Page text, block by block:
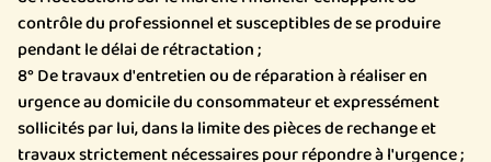
contrôle du professionnel et susceptibles de se produire
pendant le délai de rétractation ;
8° De travaux d'entretien ou de réparation à réaliser en
urgence au domicile du consommateur et expressément
sollicités par lui, dans la limite des pièces de rechange et
travaux strictement nécessaires pour répondre à l'urgence ;